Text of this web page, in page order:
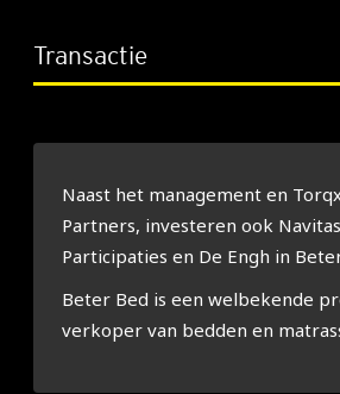
Transactie
Naast het management en
Partners, investeren ook
Participaties en De Engh in
Beter Bed is een welbekende
verkoper van bedden en